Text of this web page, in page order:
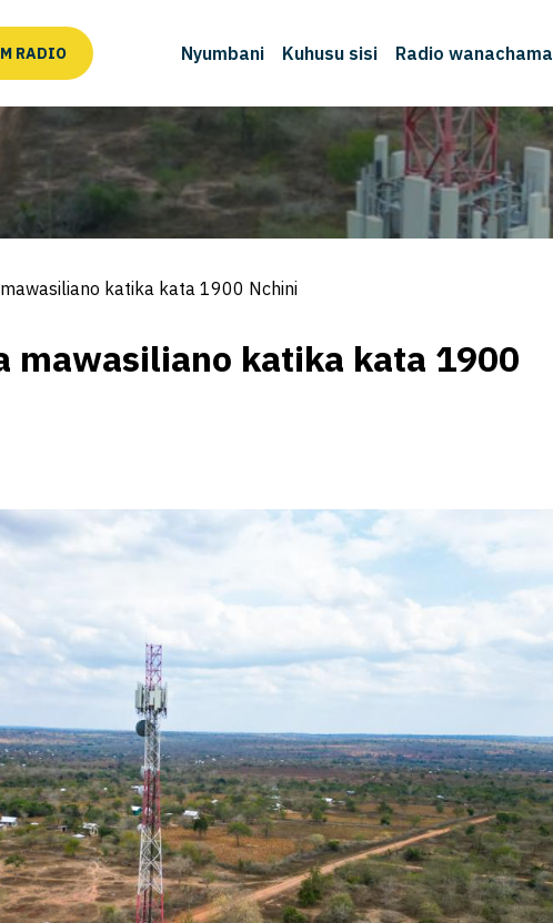
RADIO Nyumbani Kuhusu sisi Radio wanachama
katika kata 1900 Nchini
mawasiliano katika kata 1900